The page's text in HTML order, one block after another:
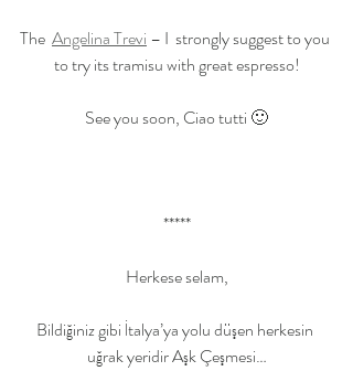
The Angelina Trevi – I  strongly suggest to you
to try its tramisu with great espresso!
See you soon, Ciao tutti 🙂
*****
Herkese selam,
Bildiğiniz gibi İtalya’ya yolu düşen herkesin
uğrak yeridir Aşk Çeşmesi…